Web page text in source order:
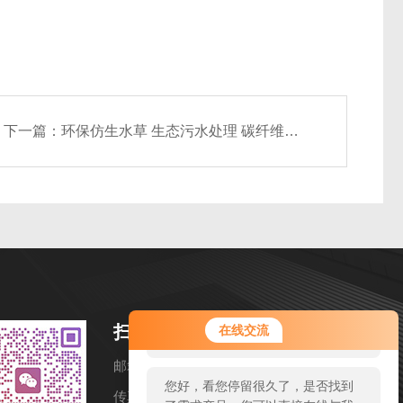
在线交流
您好！欢迎前来咨询，很高兴为您
服务，请问您要咨询什么问题呢？
您好，看您停留很久了，是否找到
下一篇： 环保仿生水草 生态污水处理 碳纤维生态基 源头工厂
扫码加微信
邮箱：ahzmhj@126.com
传真：